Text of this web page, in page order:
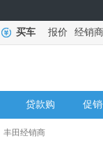
买车 报价 经销商
贷款购 促
丰田经销商